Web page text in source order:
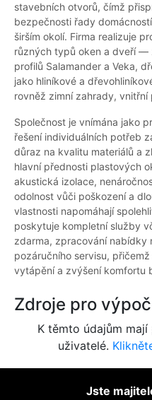
stavebních otvorů, čímž
bezpečnosti řady
širším okolí. Firma realizuje
různých typů oken a dveří —
profilů Salamander a Veka,
jako hliníkové a
rovněž zimní zahrady,
Společnost je vnímána jako
řešení individuálních potřeb
důraz na kvalitu materiálů a
hlavní přednosti plastových
akustická izolace,
odolnost vůči poškození a
vlastnosti napomáhají
poskytuje kompletní služby
zdarma, zpracování nabídky
pozáručního servisu,
vytápění a zvýšení komfortu
Zdroje pro
K těmto údajům
uživatelé.
Jste